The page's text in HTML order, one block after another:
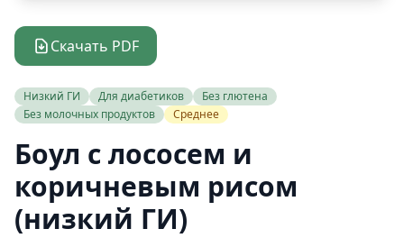
Скачать PDF
Низкий ГИ Для диабетиков
Без глютена
Без молочных продуктов
Среднее
Боул с лососем и
коричневым рисом
(низкий ГИ)